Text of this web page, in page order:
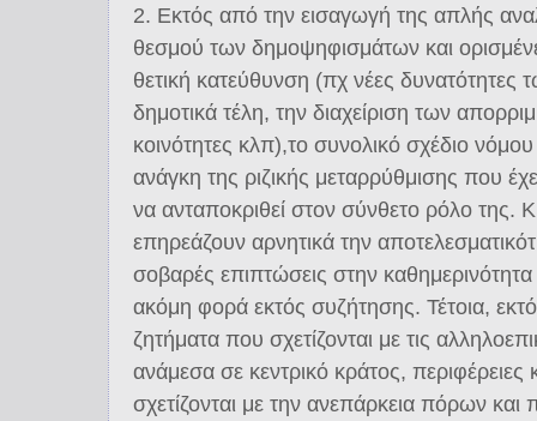
2. Εκτός από την εισαγωγή της απλής
θεσμού των δημοψηφισμάτων και
θετική κατεύθυνση (πχ νέες
δημοτικά τέλη, την διαχείριση των
κοινότητες κλπ),το συνολικό σχέδιο
ανάγκη της ριζικής μεταρρύθμισης που
να ανταποκριθεί στον σύνθετο ρόλο της.
επηρεάζουν αρνητικά την
σοβαρές επιπτώσεις στην
ακόμη φορά εκτός συζήτησης. Τέτοια,
ζητήματα που σχετίζονται με τις
ανάμεσα σε κεντρικό κράτος,
σχετίζονται με την ανεπάρκεια πόρων